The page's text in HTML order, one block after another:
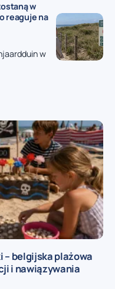
w
reaguje na
w
– belgijska plażowa
i nawiązywania